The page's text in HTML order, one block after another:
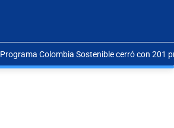
Programa Colombia Sostenible cerró con 201